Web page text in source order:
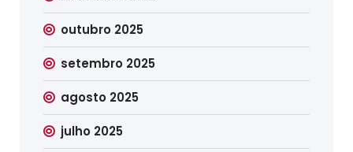
outubro 2025
setembro 2025
agosto 2025
julho 2025